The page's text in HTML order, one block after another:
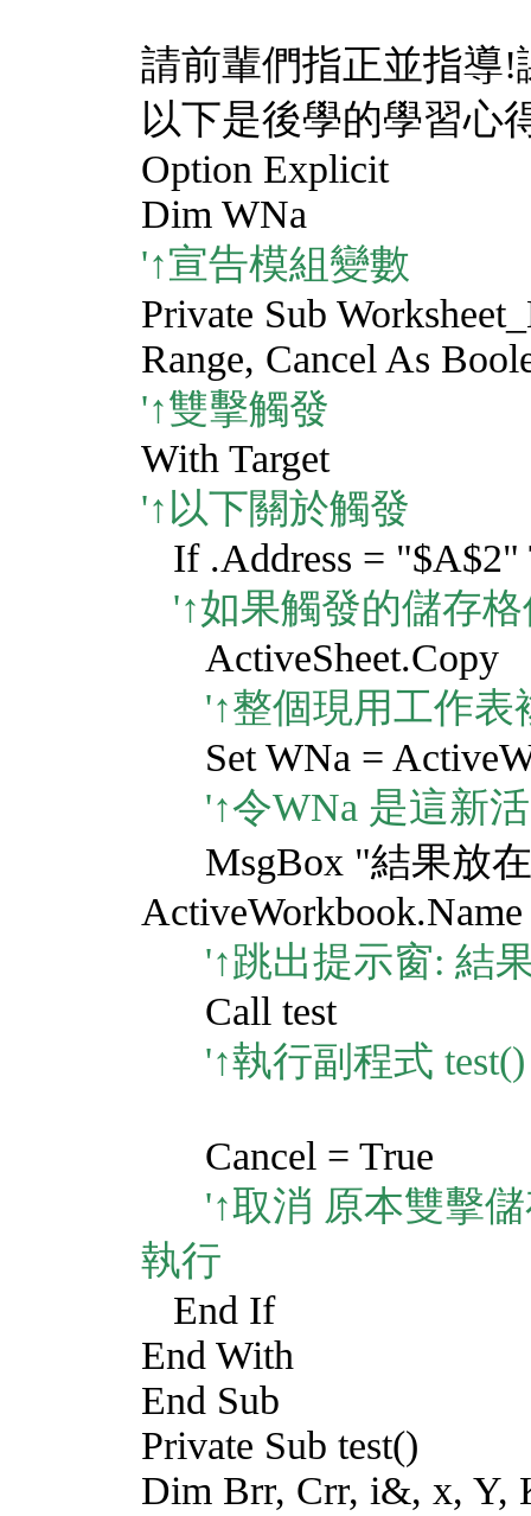
請前輩們指正並指導!
以下是後學的學習心
Option Explicit
Dim WNa
'↑宣告模組變數
Private Sub
Range, Cancel As
'↑雙擊觸發
With Target
'↑以下關於觸發
If .Address = "$A$2"
'↑如果觸發的儲存
ActiveSheet.Copy
'↑整個現用工作表
Set WNa =
'↑令WNa 是這新活
MsgBox "結果放
ActiveWorkbook.Name
'↑跳出提示窗: 結果
Call test
'↑執行副程式 test()
Cancel = True
'↑取消 原本雙擊儲
執行
End If
End With
End Sub
Private Sub test()
Dim Brr, Crr, i&, x, Y,